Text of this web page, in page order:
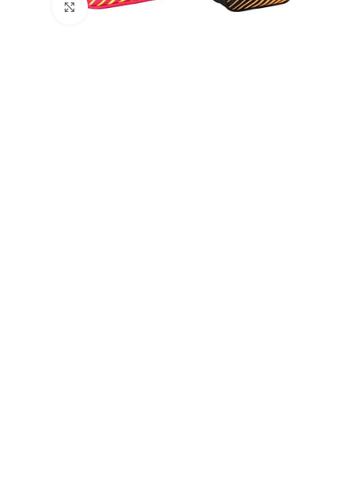
Büyütmek için tıklayın